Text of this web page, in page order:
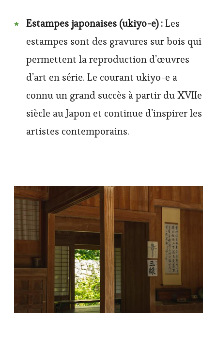
Estampes japonaises (ukiyo-e) :Les
estampes sont des gravures sur bois qui
permettent la reproduction d’œuvres
d’art en série. Le courant ukiyo-e a
connu un grand succès à partir du XVIIe
siècle au Japon et continue d’inspirer les
artistes contemporains.